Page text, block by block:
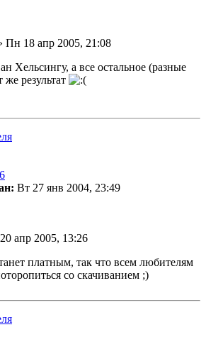
Пн 18 апр 2005, 21:08
Хельсингу, а все остальное (разные
результат
Вт 27 янв 2004, 23:49
апр 2005, 13:26
платным, так что всем любителям
со скачиванием ;)